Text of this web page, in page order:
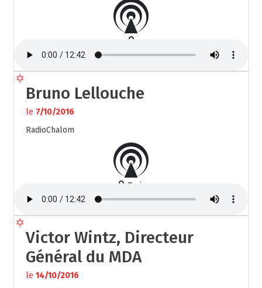
Bruno Lellouche
le 7/10/2016
RadioChalom
Paris
Victor Wintz, Directeur
Général du MDA
le 14/10/2016